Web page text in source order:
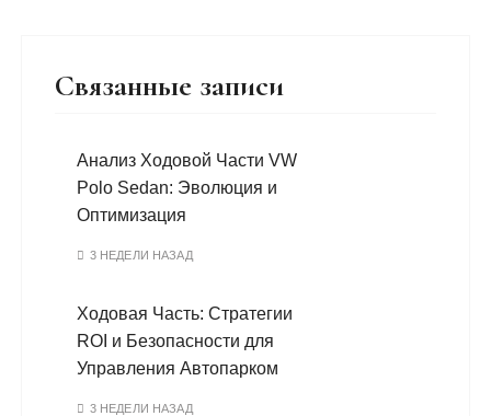
Связанные записи
Анализ Ходовой Части VW
Polo Sedan: Эволюция и
Оптимизация
3 НЕДЕЛИ НАЗАД
Ходовая Часть: Стратегии
ROI и Безопасности для
Управления Автопарком
3 НЕДЕЛИ НАЗАД